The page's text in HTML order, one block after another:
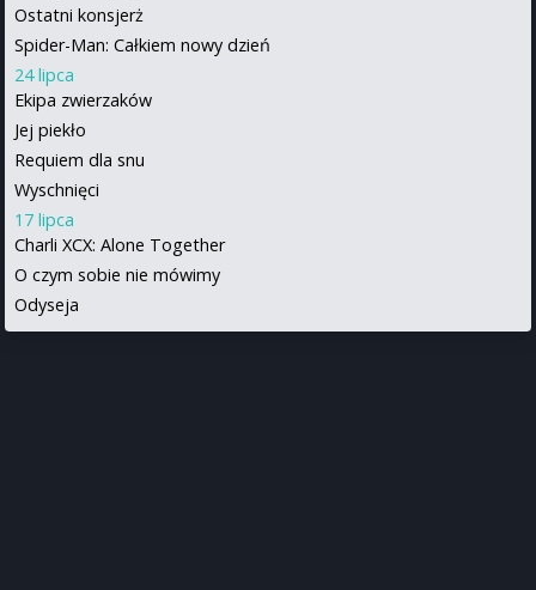
Ostatni konsjerż
Spider-Man: Całkiem nowy dzień
24 lipca
Ekipa zwierzaków
Jej piekło
Requiem dla snu
Wyschnięci
17 lipca
Charli XCX: Alone Together
O czym sobie nie mówimy
Odyseja